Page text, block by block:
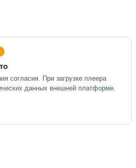
согласия. При загрузке плеера
данных внешней платформе.